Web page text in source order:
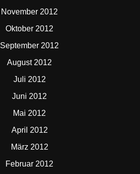
November 2012
Oktober 2012
September 2012
August 2012
Juli 2012
Juni 2012
Mai 2012
April 2012
März 2012
Februar 2012